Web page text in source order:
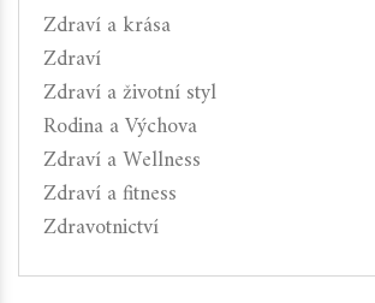
Zdraví a krása
Zdraví
Zdraví a životní styl
Rodina a Výchova
Zdraví a Wellness
Zdraví a fitness
Zdravotnictví